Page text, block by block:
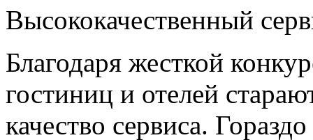
Высококачественный
Благодаря жесткой
гостиниц и отелей
качество сервиса.